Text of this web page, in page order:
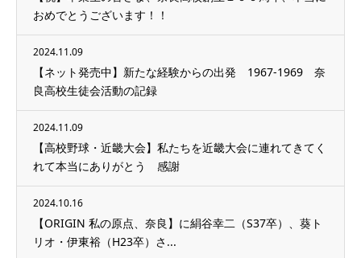
おめでとうございます！！
2024.11.09
【ネット発売中】新たな経験からの出発 1967-1969 奈
良高校生徒会活動の記録
2024.11.09
【高校野球・近畿大会】私たちを近畿大会に連れてきてく
れて本当にありがとう 感謝
2024.10.16
【ORIGIN 私の原点、奈良】に絹谷幸二（S37卒）、葵ト
リオ・伊東裕（H23卒）さ...